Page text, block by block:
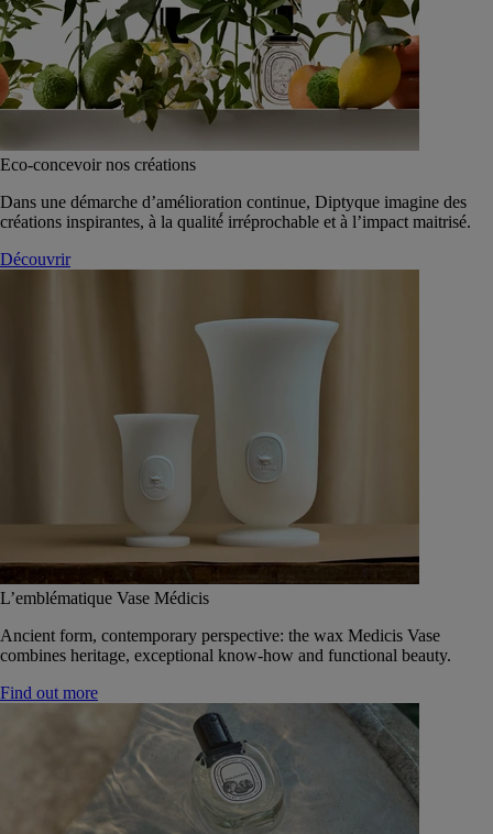
Eco-concevoir nos créations
Dans une démarche d’amélioration continue, Diptyque imagine des
créations inspirantes, à la qualité́ irréprochable et à l’impact maitrisé.
Découvrir
L’emblématique Vase Médicis
Ancient form, contemporary perspective: the wax Medicis Vase
combines heritage, exceptional know-how and functional beauty.
Find out more